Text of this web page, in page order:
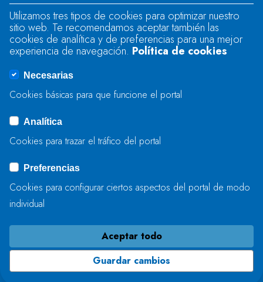
Se produjo un error al cargar el campo
"text".
Se produjo un error al cargar el campo
ENVIAR
Utilizamos tres tipos de cookies para optimizar nuestro
sitio web. Te recomendamos aceptar también las
cookies de analítica y de preferencias para una mejor
experiencia de navegación. Política de cookies
Necesarias
Cookies básicas para que funcione el portal
Analítica
Cookies para trazar el tráfico del portal
Preferencias
Cookies para configurar ciertos aspectos del portal de modo
individual
Aceptar todo
Guardar cambios